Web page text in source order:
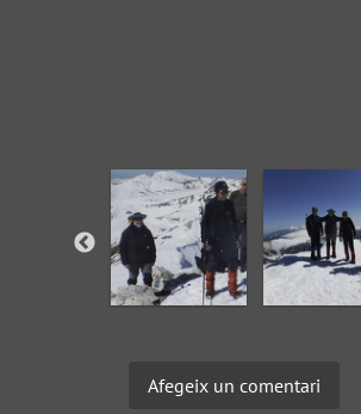
Afegeix un comentari